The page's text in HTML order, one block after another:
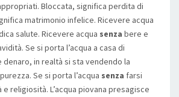
Bloccata, significa perdita di
matrimonio infelice. Ricevere acqua
salute. Ricevere acqua senza bere e
Se si porta l’acqua a casa di
denaro, in realtà si sta vendendo la
Se si porta l’acqua senza farsi
religiosità. L’acqua piovana presagisce